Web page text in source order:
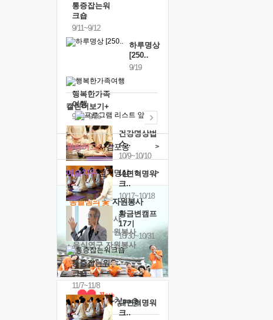
통증잡는워
크숍
9/11~9/12
하루명상
[250..
9/19
행복한가족
여행
9/24~9/26
건강명상법
스..
10/9~10/10
내면혁명워
크..
10/17~10/18
황금변캠프
17기
10/30~10/31
통증잡는워
크숍
11/7~11/8
내면혁명워
크..
캘린더보기+
예술치유걷기명상 >
힐링허그사감포옹 >
'옹달샘의 꽃'자원봉사
· 청년 자원봉사
· 금빛청년 자원봉사
· 음식연구 자원봉사